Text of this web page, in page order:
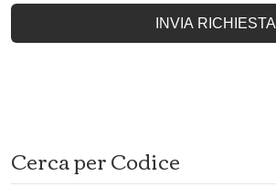
INVIA RICHIESTA
Cerca per Codice